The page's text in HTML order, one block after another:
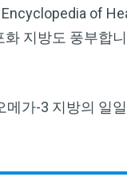
of
지방도 풍부합
가-3 지방의 일